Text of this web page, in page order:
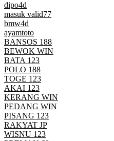
dipo4d
masuk valid77
bmw4d
ayamtoto
BANSOS 188
BEWOK WIN
BATA 123
POLO 188
TOGE 123
AKAI 123
KERANG WIN
PEDANG WIN
PISANG 123
RAKYAT JP
WISNU 123